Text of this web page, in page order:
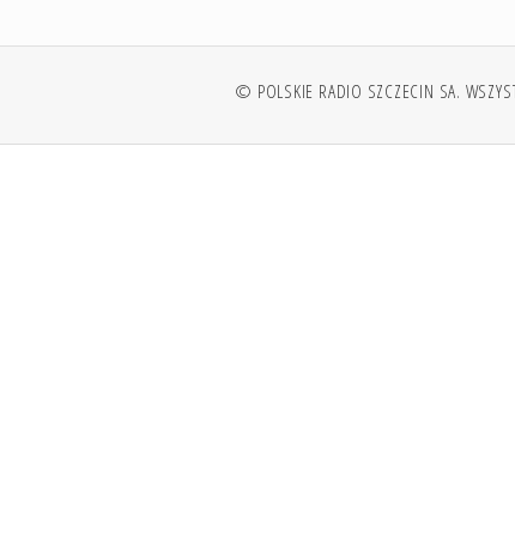
© POLSKIE RADIO SZCZECIN SA.